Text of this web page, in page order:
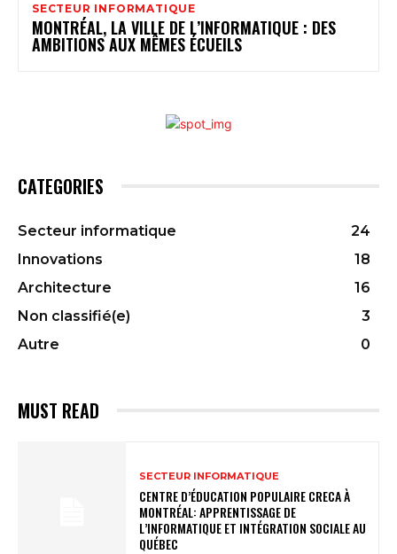
SECTEUR INFORMATIQUE
MONTRÉAL, LA VILLE DE L’INFORMATIQUE : DES
AMBITIONS AUX MÊMES ÉCUEILS
CATEGORIES
Secteur informatique
24
Innovations
18
Architecture
16
Non classifié(e)
3
Autre
0
MUST READ
SECTEUR INFORMATIQUE
CENTRE D’ÉDUCATION POPULAIRE CRECA À
MONTRÉAL: APPRENTISSAGE DE
L’INFORMATIQUE ET INTÉGRATION SOCIALE AU
QUÉBEC